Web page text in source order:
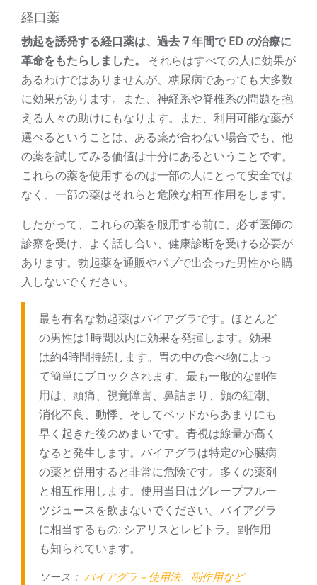
経口薬
勃起を誘発する経口薬は、過去 7 年間で ED の治療に
革命をもたらしました。
それらはすべての人に効果が
あるわけではありませんが、糖尿病であっても大多数
に効果があります。また、神経系や脊椎系の問題を抱
える人々の助けにもなります。また、利用可能な薬が
選べるということは、ある薬が合わない場合でも、他
の薬を試してみる価値は十分にあるということです。
これらの薬を使用するのは一部の人にとって安全では
なく、一部の薬はそれらと危険な相互作用をします。
したがって、これらの薬を服用する前に、必ず医師の
診察を受け、よく話し合い、健康診断を受ける必要が
あります。勃起薬を通販やパブで出会った男性から購
入しないでください。
最も有名な勃起薬はバイアグラです。ほとんど
の男性は1時間以内に効果を発揮します。効果
は約4時間持続します。胃の中の食べ物によっ
て簡単にブロックされます。最も一般的な副作
用は、頭痛、視覚障害、鼻詰まり、顔の紅潮、
消化不良、動悸、そしてベッドからあまりにも
早く起きた後のめまいです。青視は線量が高く
なると発生します。バイアグラは特定の心臓病
の薬と併用すると非常に危険です。多くの薬剤
と相互作用します。使用当日はグレープフルー
ツジュースを飲まないでください。バイアグラ
に相当するもの: シアリスとレビトラ。副作用
も知られています。
ソース： バイアグラ – 使用法、副作用など